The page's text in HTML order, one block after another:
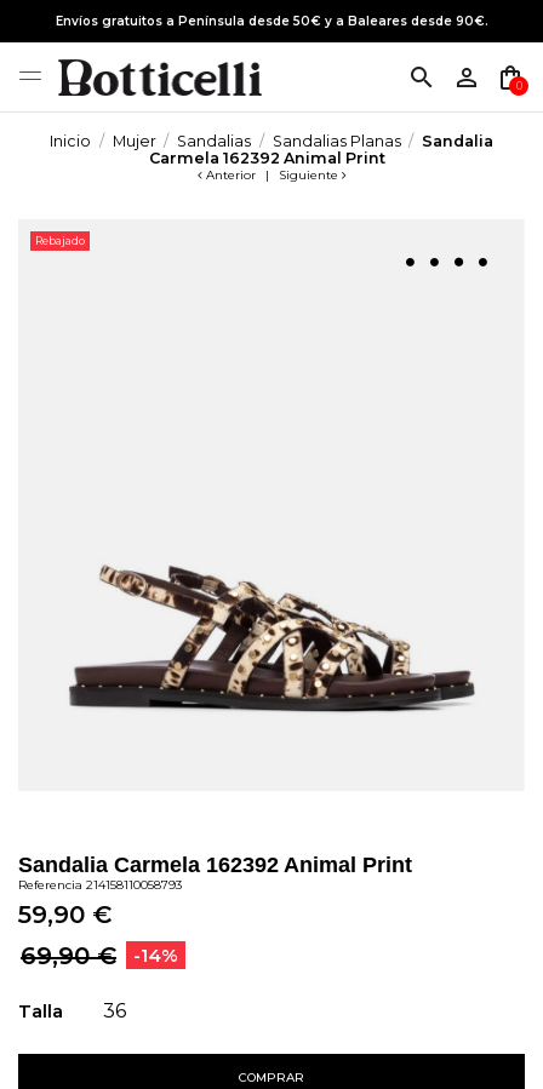
Envíos gratuitos a Península desde 50€ y a Baleares desde 90€.
search person_outline shopping_bag
0
Inicio Mujer Sandalias Sandalias Planas
Sandalia
Carmela 162392 Animal Print
Anterior | Siguiente
Rebajado
Sandalia Carmela 162392 Animal Print
Referencia 214158110058793
59,90 €
69,90 €
-14%
Talla 36
COMPRAR